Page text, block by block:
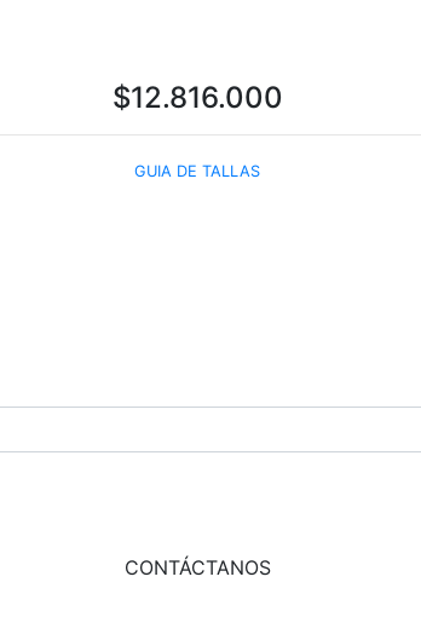
$12.816.000
GUIA DE TALLAS
CONTÁCTANOS